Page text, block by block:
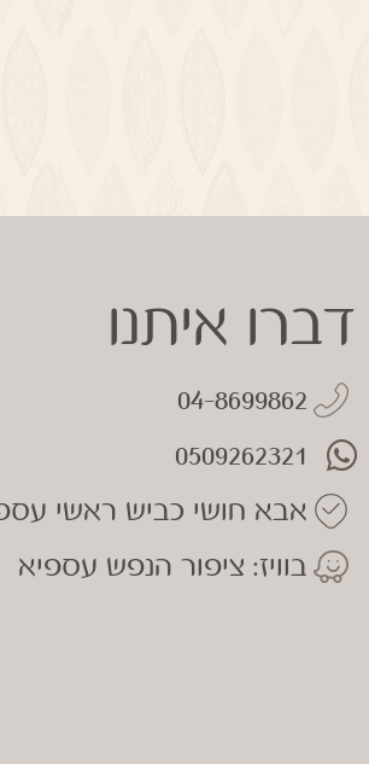
דברו איתנו
04-8699862
0509262321
אבא חושי כביש ראשי
בוויז: ציפור הנפש עספיא